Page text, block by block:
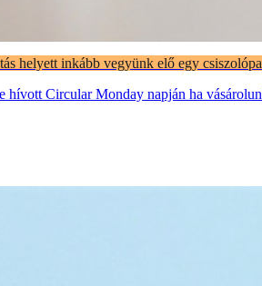
helyett inkább vegyünk elő egy
Circular Monday napján ha